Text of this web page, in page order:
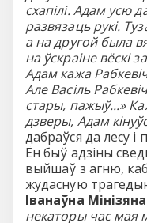
схапілі. Адам усю
развязаць рукі.
а на другой была
на ўскраіне вёскі
Адам кажа
Але Васіль
стары, пажыў...»
дзверы, Адам
дабраўся да лесу
Ён быў адзіны
выйшаў з агню,
жудасную
Іванаўна
некаторы час мая